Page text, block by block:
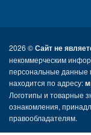
2026 ©Сайт не
некоммерческим
персональные данные
находится по адресу:
Логотипы и товарные
ознакомления,
правообладателям.